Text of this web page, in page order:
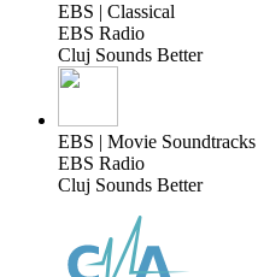
EBS | Classical
EBS Radio
Cluj Sounds Better
EBS | Movie Soundtracks
EBS Radio
Cluj Sounds Better